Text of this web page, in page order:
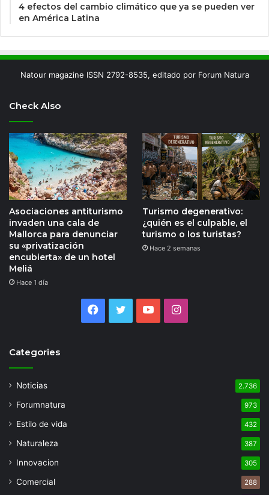
4 efectos del cambio climático que ya se pueden ver
en América Latina
Natour magazine ISSN 2792-8535, editado por Forum Natura
Check Also
Asociaciones antiturismo
invaden una cala de
Mallorca para denunciar
su «privatización
encubierta» de un hotel
Meliá
Hace 1 día
Turismo degenerativo:
¿quién es el culpable, el
turismo o los turistas?
Hace 2 semanas
Facebook
TwitterYouTubeInstagram
Categories
Noticias 2.736
Forumnatura 973
Estilo de vida 432
Naturaleza 387
Innovacion 305
Comercial 288